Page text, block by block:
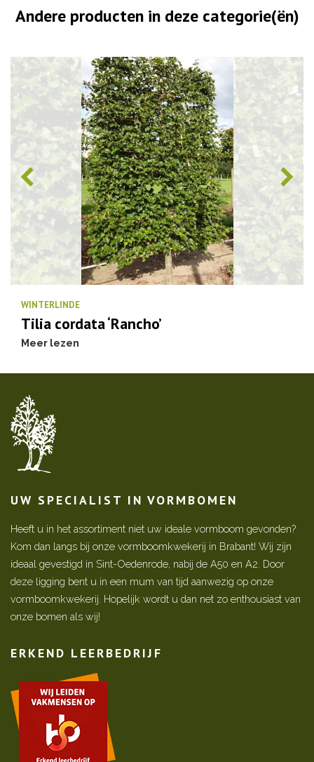
Andere producten in deze categorie(ën)
WINTERLINDE
Tilia cordata ‘Rancho’
Meer lezen
UW SPECIALIST IN VORMBOMEN
Heeft u in het assortiment niet uw ideale vormboom gevonden?
Kom dan langs bij onze vormboomkwekerij in Brabant! Wij zijn
ideaal gevestigd in Sint-Oedenrode, nabij de A50 en A2. Door
deze ligging bent u in een mum van tijd aanwezig op onze
vormboomkwekerij. Hopelijk wordt u dan net zo enthousiast van
onze bomen als wij!
ERKEND LEERBEDRIJF